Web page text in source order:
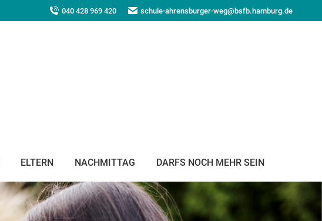
040 428 969 420 schule-ahrensburger-weg@bsfb.hamburg.de
ELTERN NACHMITTAG DARFS NOCH MEHR SEIN